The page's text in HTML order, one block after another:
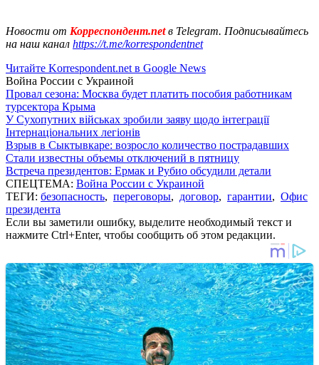
Новости от Корреспондент.netв Telegram. Подписывайтесь
на наш канал https://t.me/korrespondentnet
Читайте Korrespondent.net в Google News
Война России с Украиной
Провал сезона: Москва будет платить пособия работникам
турсектора Крыма
У Сухопутних військах зробили заяву щодо інтеграції
Інтернаціональних легіонів
Взрыв в Сыктывкаре: возросло количество пострадавших
Стали известны объемы отключений в пятницу
Встреча президентов: Ермак и Рубио обсудили детали
СПЕЦТЕМА: Война России с Украиной
ТЕГИ: безопасность, переговоры, договор, гарантии, Офис
президента
Если вы заметили ошибку, выделите необходимый текст и
нажмите Ctrl+Enter, чтобы сообщить об этом редакции.